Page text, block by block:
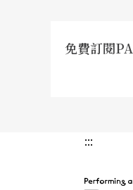
免費訂閱
:::